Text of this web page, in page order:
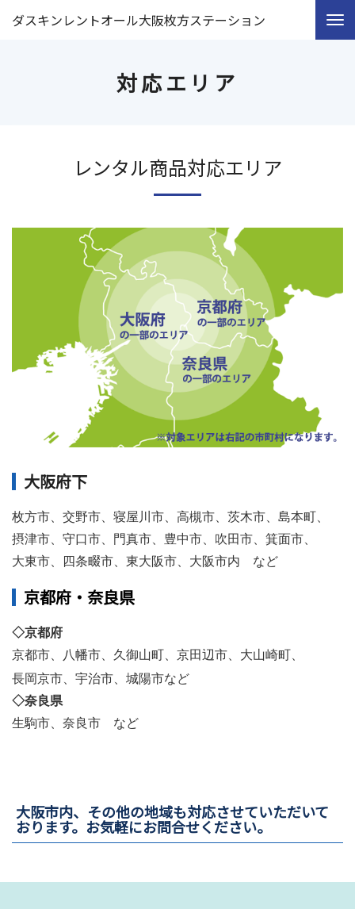
ダスキンレントオール大阪枚方ステーション
対応エリア
レンタル商品対応エリア
大阪府下
枚方市、 交野市、 寝屋川市、 高槻市、 茨木市、 島本町、
摂津市、 守口市、門真市、 豊中市、 吹田市、 箕面市、
大東市、
四条畷市、 東大阪市、大阪市内 など
京都府・奈良県
◇京都府
京都市、
八幡市、 久御山町、 京田辺市、 大山崎町、
長岡京市、 宇治市、 城陽市など
◇奈良県
生駒市、 奈良市 など
大阪市内、その他の地域も対応させていただいて
おります。お気軽にお問合せください。